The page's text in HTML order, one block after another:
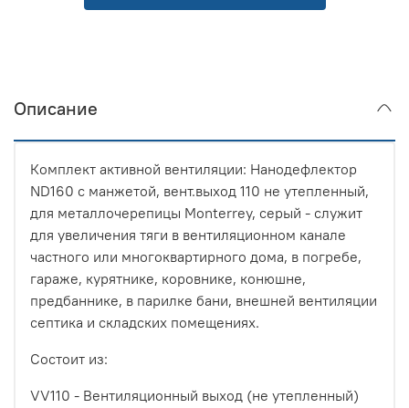
Описание
Комплект активной вентиляции: Нанодефлектор
ND160 с манжетой, вент.выход 110 не утепленный,
для металлочерепицы Monterrey, серый - служит
для увеличения тяги в вентиляционном канале
частного или многоквартирного дома, в погребе,
гараже, курятнике, коровнике, конюшне,
предбаннике, в парилке бани, внешней вентиляции
септика и складских помещениях.
Состоит из:
VV110 - Вентиляционный выход (не утепленный)